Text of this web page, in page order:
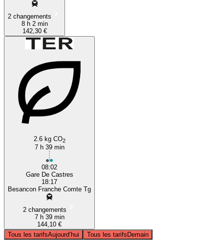
2 changements
8 h 2 min
142,30 €
2.6 kg CO2
7 h 39 min
08:02
Gare De Castres
18:17
Besancon Franche Comte Tg
2 changements
7 h 39 min
144,10 €
Tous les tarifsAujourd’hui Tous les tarifsDemain